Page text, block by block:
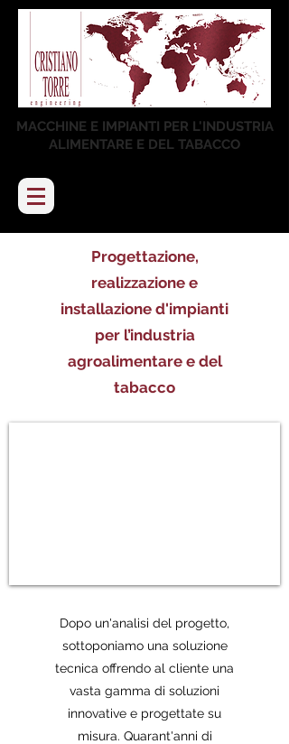
MACCHINE E IMPIANTI PER L'INDUSTRIA
ALIMENTARE E DEL TABACCO
Progettazione,
realizzazione e
installazione d'impianti
per l’industria
agroalimentare e del
tabacco
Dopo un'analisi del progetto,
sottoponiamo una soluzione
tecnica offrendo al cliente una
vasta gamma di soluzioni
innovative e progettate su
misura. Quarant'anni di